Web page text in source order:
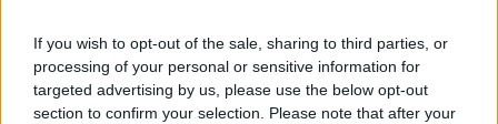
If you wish to opt-out of the sale, sharing to third parties, or
processing of your personal or sensitive information for
targeted advertising by us, please use the below opt-out
section to confirm your selection. Please note that after your
αλλά πολλαπλές δομές εξουσίας και Ένοπλων Δυνάμεων.
Όπως υπογραμμίζει, στο Ιράν λειτουργούν ουσιαστικά
τέσσερις διαφορετικοί στρατιωτικοί μηχανισμοί.